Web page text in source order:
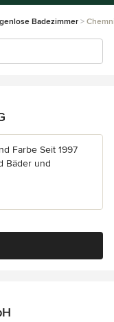
Badezimmer
Farbe Seit 1997
Bäder und